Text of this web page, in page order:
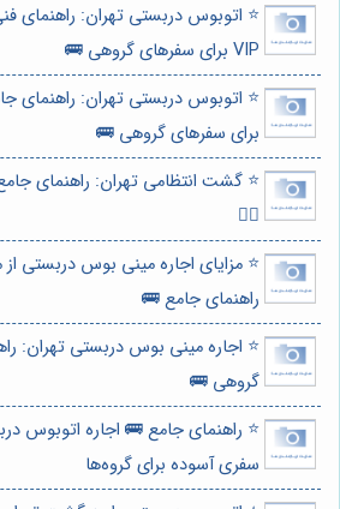
⭐️ اتوبوس دربستی تهران: راهنمای
VIP برای سفرهای گروهی 🚌
برای سفرهای گروهی 🚌
⭐️ گشت انتظامی تهران: راهنمای
👮‍♂️
⭐️ مزایای اجاره مینی بوس دربستی
راهنمای جامع 🚌
⭐️ اجاره مینی بوس دربستی تهران:
گروهی 🚌
⭐️ راهنمای جامع 🚌 اجاره اتوبوس
سفری آسوده برای گروه‌ها